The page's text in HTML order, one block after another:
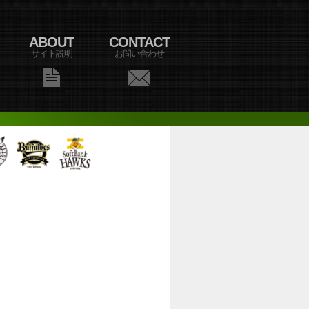
ABOUT
サイト説明
CONTACT
お問い合わせ